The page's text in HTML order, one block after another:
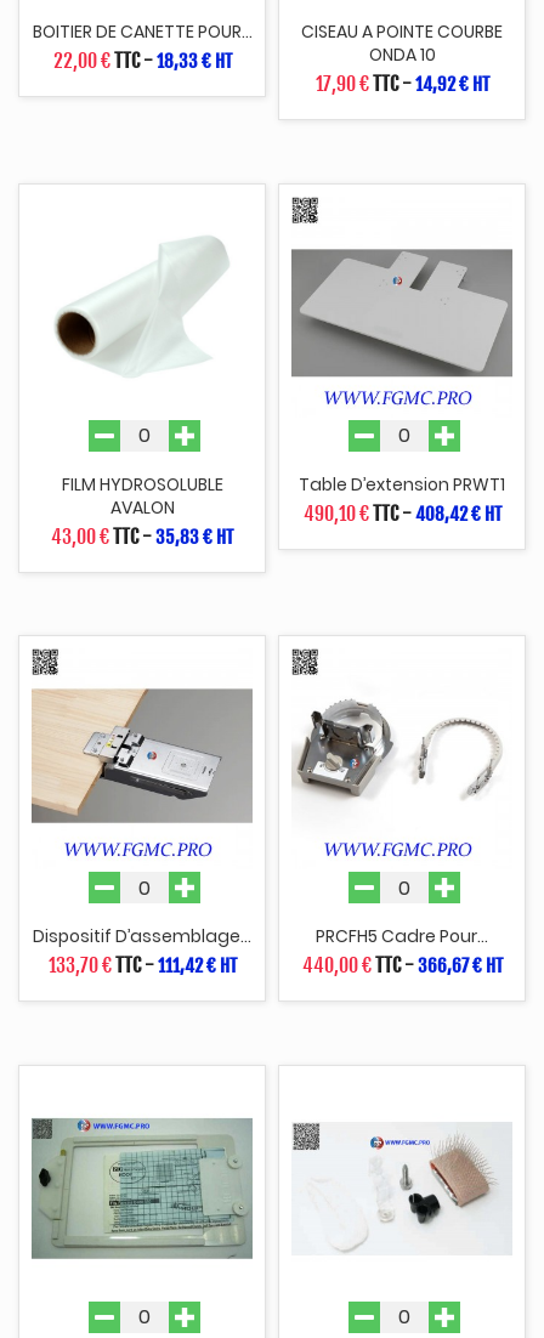
BOITIER DE CANETTE POUR...
22,00 €TTC-18,33 € HT
CISEAU A POINTE COURBE
ONDA 10
17,90 €TTC-14,92 € HT
FILM HYDROSOLUBLE
AVALON
43,00 €TTC-35,83 € HT
Table D’extension PRWT1
490,10 €TTC-408,42 € HT
Dispositif D’assemblage...
133,70 €TTC-111,42 € HT
PRCFH5 Cadre Pour...
440,00 €TTC-366,67 € HT